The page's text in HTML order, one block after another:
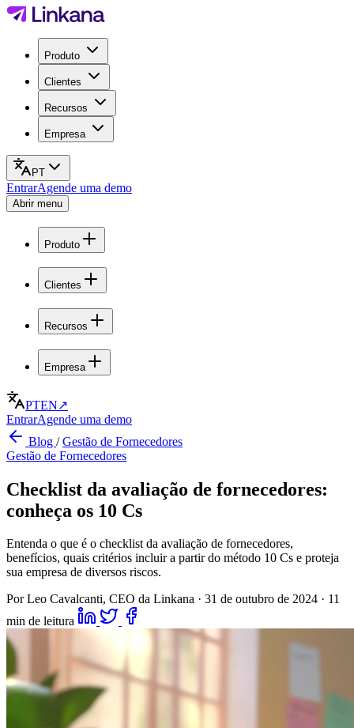
Produto
Clientes
Recursos
Empresa
PT
EntrarAgende uma demo
Abrir menu
Produto
Clientes
Recursos
Empresa
PTEN↗
EntrarAgende uma demo
Blog /Gestão de Fornecedores
Gestão de Fornecedores
Checklist da avaliação de fornecedores:
conheça os 10 Cs
Entenda o que é o checklist da avaliação de fornecedores,
benefícios, quais critérios incluir a partir do método 10 Cs e proteja
sua empresa de diversos riscos.
Por Leo Cavalcanti, CEO da Linkana · 31 de outubro de 2024 · 11
min de leitura